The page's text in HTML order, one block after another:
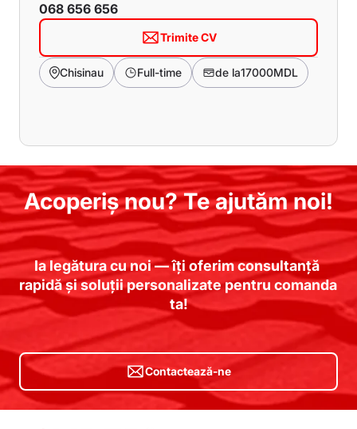
068 656 656
Trimite CV
Chisinau Full-time de la17000MDL
Acoperiș nou? Te ajutăm noi!
Ia legătura cu noi — îți oferim consultanță
rapidă și soluții personalizate pentru comanda
ta!
Contactează-ne